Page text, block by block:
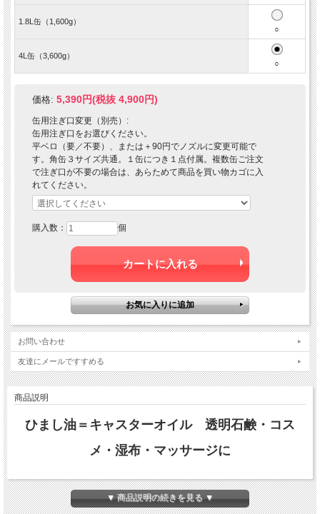
1.8L缶（1,600g）
○
4L缶（3,600g）
○
価格: 5,390円(税抜 4,900円)
缶用注ぎ口変更（別売）:
缶用注ぎ口をお選びください。
平ベロ（要／不要）、または＋90円でノズルに変更可能で
す。角缶３サイズ共通。１缶につき１点付属。複数缶ご注文
で注ぎ口が不要の場合は、あらためて商品を買い物カゴに入
れてください。
購入数： 個
お問い合わせ
友達にメールですすめる
商品説明
ひまし油＝キャスターオイル 透明石鹸・コス
メ・湿布・マッサージに
▼ 商品説明の続きを見る ▼